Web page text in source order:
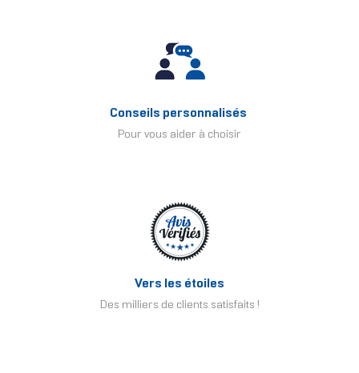
Conseils personnalisés
Pour vous aider à choisir
Vers les étoiles
Des milliers de clients satisfaits !